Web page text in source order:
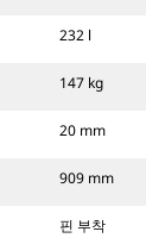
232 l
147 kg
20 mm
909 mm
핀 부착